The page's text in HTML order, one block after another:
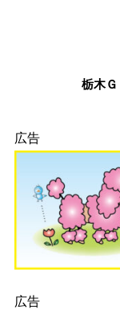
栃木
広告
広告